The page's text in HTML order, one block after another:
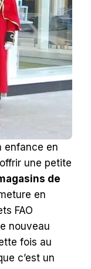
enfance en
une petite
de
en
FAO
nouveau
fois au
c’est un